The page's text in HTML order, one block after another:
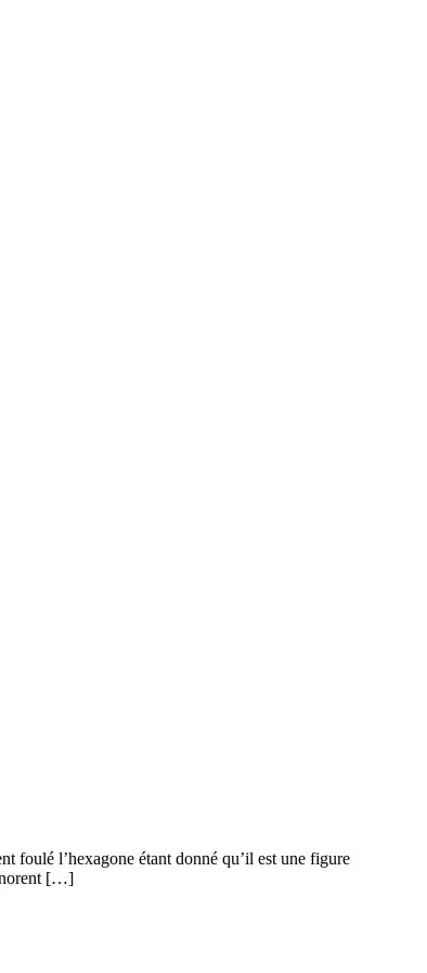
foulé l’hexagone étant donné qu’il est une figure
[…]